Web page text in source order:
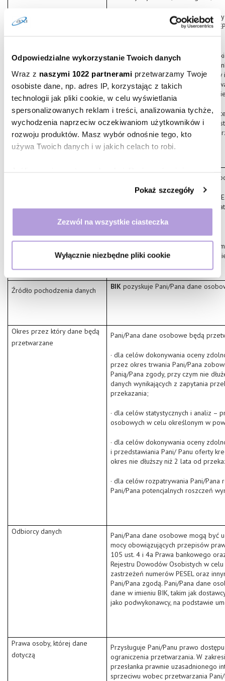
Odpowiedzialne wykorzystanie Twoich danych
Wraz z naszymi 1022 partnerami przetwarzamy Twoje
osobiste dane, np. adres IP, korzystając z takich
technologii jak pliki cookie, w celu wyświetlania
spersonalizowanych reklam i treści, analizowania tychże,
wychodzenia naprzeciw oczekiwaniom użytkowników i
rozwoju produktów. Masz wybór odnośnie tego, kto
używa Twoich danych i w jakich celach to robi.
geograficznej z dokładnością nawet do kilku metrów
Identyfikować Twoje urządzenie, aktywnie
analizując charakteryzującego je zbiory danych
dane są przetwarzane oraz ustaw własne preferencje w
sekcji szczegółów. W Deklaracji plików cookie możesz
zmienić lub wycofać swoją zgodę w dowolnej chwili.
analizować ruch w naszej witrynie. Informacje o tym, jak
korzystasz z naszej witryny, udostępniamy partnerom
społecznościowym, reklamowym i analitycznym.
Partnerzy mogą połączyć te informacje z innymi danymi
otrzymanymi od Ciebie lub uzyskanymi podczas
korzystania z ich usług. Kontynuując korzystanie z
Polityka Prywatności.
Pokaż szczegóły
Zezwól na wszystkie ciasteczka
Wyłącznie niezbędne pliki cookie
· oceny zdolności kredytowej i
Panu oferty kredytowej z inicjatywy
· statystycznych i analiz, których
podejmowania decyzji dotyczącej
osobowych jest prawnie
pożyczkowych i innych instytucji
umożliwiających właściwe
· w celu rozpatrywania Pani/Pana
przetwarzania danych osobowych
rozpatrzeniu zgłoszenia będącego
przetwarza Pani/Pana dane
· dane identyfikujące osobę, w tym:
data i miejsce urodzenia, płeć,
· dane adresowe i teleadresowe;
· dane dotyczące zobowiązania w
warunki spłaty zobowiązania,
Źródło pochodzenia danych BIK pozyskuje Pani/Pana dane
Okres przez który dane będą
przetwarzane
Pani/Pana dane osobowe będą
· dla celów dokonywania oceny
przez okres trwania Pani/Pana
Panią/Pana zgody, przy czym nie
danych wynikających z zapytania
przekazania;
· dla celów statystycznych i analiz –
osobowych w celu określonym w
· dla celów dokonywania oceny
i przedstawiania Pani/ Panu oferty
okres nie dłuższy niż 2 lata od
· dla celów rozpatrywania Pani/
Pani/Pana potencjalnych roszczeń
Odbiorcy danych
Pani/Pana dane osobowe mogą być
mocy obowiązujących przepisów
105 ust. 4 i 4a Prawa bankowego
Rejestru Dowodów Osobistych w
zastrzeżeń numerów PESEL oraz
Pani/Pana zgodą. Pani/Pana dane
dane w imieniu BIK, takim jak
jako podwykonawcy, na podstawie
Prawa osoby, której dane
dotyczą
Przysługuje Pani/Panu prawo
ograniczenia przetwarzania. W
przesłanka prawnie uzasadnionego
sprzeciwu wobec przetwarzania